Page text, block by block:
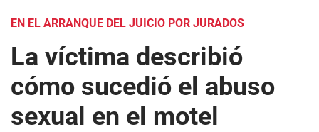
EN EL ARRANQUE DEL JUICIO POR JURADOS
La víctima describió
cómo sucedió el abuso
sexual en el motel